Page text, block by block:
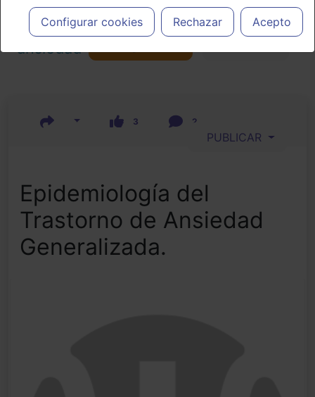
profesionales facultados prescribir medicamentos y decidir, en
cada caso concreto, el tratamiento más adecuado a las
necesidades del paciente.
Configurar cookies Rechazar Acepto
Actualidad y Artículos|Trastornos de
ansiedad
3 2
PUBLICAR
Epidemiología del
Trastorno de Ansiedad
Generalizada.